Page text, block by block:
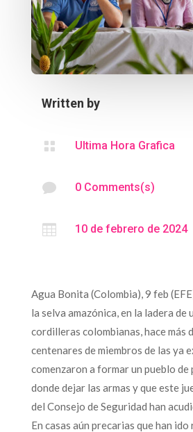
Written by
 Ultima Hora Grafica
 0 Comments(s)
 10 de febrero de 2024
Agua Bonita (Colombia), 9 feb
la selva amazónica, en la ladera de
cordilleras colombianas, hace más
centenares de miembros de las ya
comenzaron a formar un pueblo de
donde dejar las armas y que este
del Consejo de Seguridad han
En casas aún precarias que han